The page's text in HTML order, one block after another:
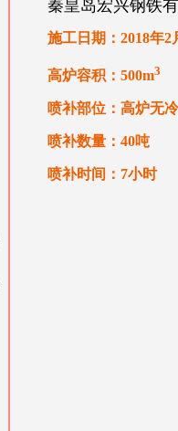
秦皇岛宏兴钢铁
施工日期：2018年2
高炉容积：500m3
喷补部位：高炉无
喷补数量：40吨
喷补时间：7小时